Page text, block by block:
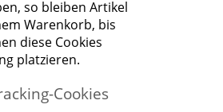
so bleiben Artikel
Warenkorb, bis
diese Cookies
platzieren.
Cookies